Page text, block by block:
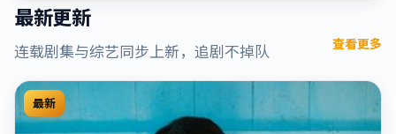
最新更新
连载剧集与综艺同步上新，追剧不掉队 查看更多
最新